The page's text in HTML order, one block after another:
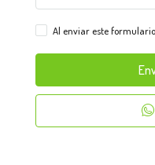
Al enviar este